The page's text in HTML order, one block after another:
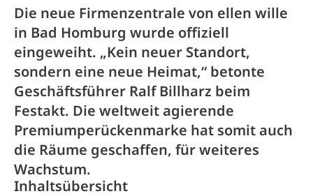
Die neue Firmenzentrale von ellen wille
in Bad Homburg wurde offiziell
eingeweiht. „Kein neuer Standort,
sondern eine neue Heimat,“ betonte
Geschäftsführer Ralf Billharz beim
Festakt. Die weltweit agierende
Premiumperückenmarke hat somit auch
die Räume geschaffen, für weiteres
Wachstum.
Inhaltsübersicht